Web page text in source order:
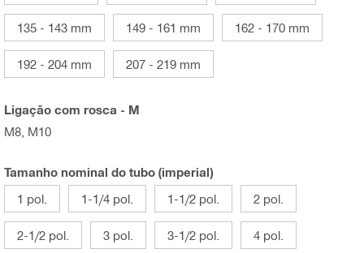
135 - 143 mm 149 - 161 mm 162 - 170 mm
192 - 204 mm 207 - 219 mm
Ligação com rosca - M
M8, M10
Tamanho nominal do tubo (imperial)
1 pol.
1-1/4 pol. 1-1/2 pol. 2 pol.
2-1/2 pol. 3 pol. 3-1/2 pol. 4 pol.